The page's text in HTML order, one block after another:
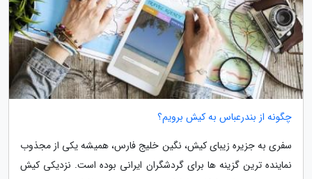
چگونه از بندرعباس به کیش برویم؟
سفری به جزیره زیبای کیش، نگین خلیج فارس، همیشه یکی از مجذوب
نماینده ترین گزینه ها برای گردشگران ایرانی بوده است. نزدیکی کیش